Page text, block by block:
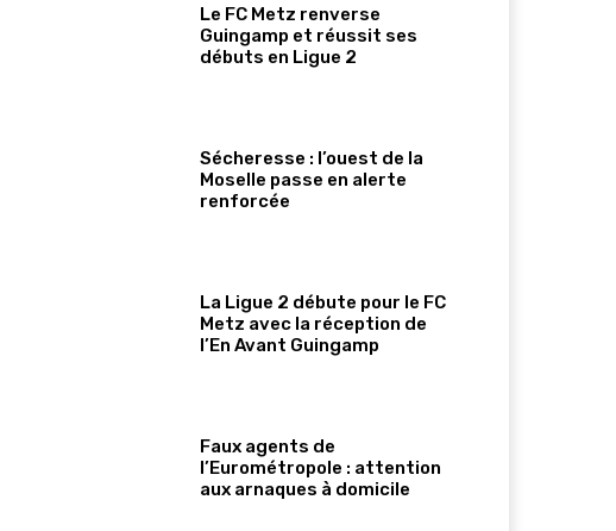
Le FC Metz renverse
Guingamp et réussit ses
débuts en Ligue 2
Sécheresse : l’ouest de la
Moselle passe en alerte
renforcée
La Ligue 2 débute pour le FC
Metz avec la réception de
l’En Avant Guingamp
Faux agents de
l’Eurométropole : attention
aux arnaques à domicile